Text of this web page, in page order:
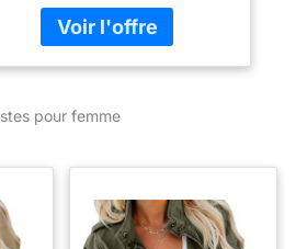
contrastants en
moleskine Broche à
pour femme